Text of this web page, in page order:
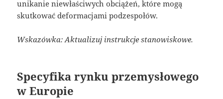
unikanie niewłaściwych obciążeń, które mogą
skutkować deformacjami podzespołów.
Wskazówka: Aktualizuj instrukcje stanowiskowe.
Specyfika rynku przemysłowego
w Europie